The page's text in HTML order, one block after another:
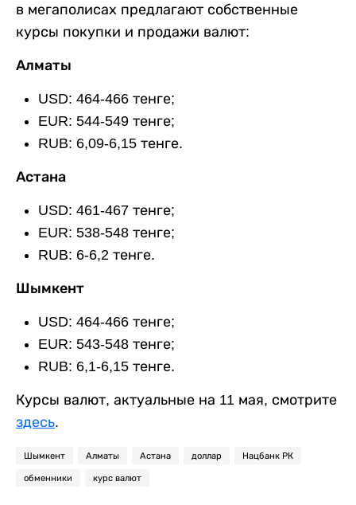
в мегаполисах предлагают собственные
курсы покупки и продажи валют:
Алматы
USD: 464-466 тенге;
EUR: 544-549 тенге;
RUB: 6,09-6,15 тенге.
Астана
USD: 461-467 тенге;
EUR: 538-548 тенге;
RUB: 6-6,2 тенге.
Шымкент
USD: 464-466 тенге;
EUR: 543-548 тенге;
RUB: 6,1-6,15 тенге.
Курсы валют, актуальные на 11 мая, смотрите
здесь.
Шымкент Алматы Астана доллар Нацбанк РК
обменники курс валют